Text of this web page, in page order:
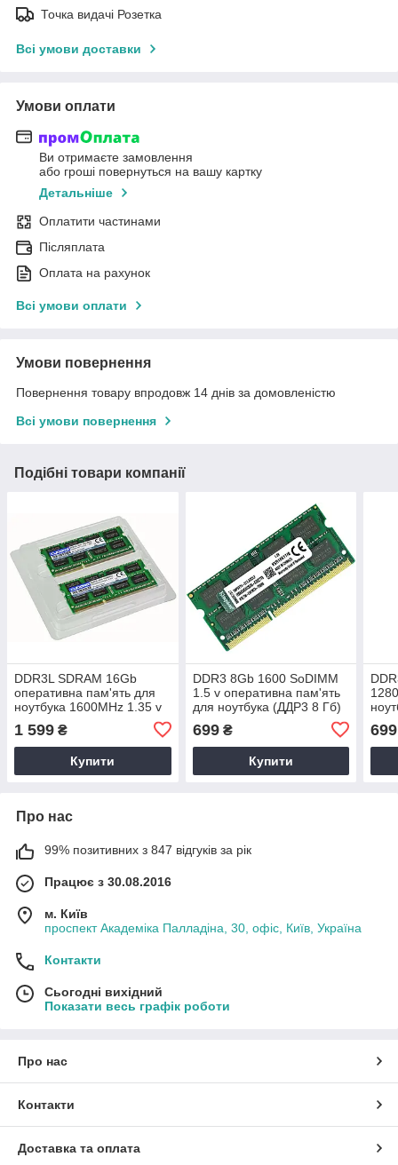
Точка видачі Розетка
Всі умови доставки
Умови оплати
Ви отримаєте замовлення
або гроші повернуться на вашу картку
Детальніше
Оплатити частинами
Післяплата
Оплата на рахунок
Всі умови оплати
Умови повернення
Повернення товару впродовж 14 днів за домовленістю
Всі умови повернення
Подібні товари компанії
DDR3L SDRAM 16Gb
оперативна пам'ять для
ноутбука 1600MHz 1.35 v
(CKD3F16T11LS/16)
PC3L-12800
1 599 ₴
Купити
DDR3 8Gb 1600 SoDIMM
1.5 v оперативна пам'ять
для ноутбука (ДДР3 8 Гб)
KVR16S11/8
699₴
Купити
699
Про нас
99% позитивних з 847 відгуків за рік
Працює з 30.08.2016
м. Київ
проспект Академіка Палладіна, 30, офіс, Київ, Україна
Контакти
Сьогодні вихідний
Показати весь графік роботи
Про нас
Контакти
Доставка та оплата